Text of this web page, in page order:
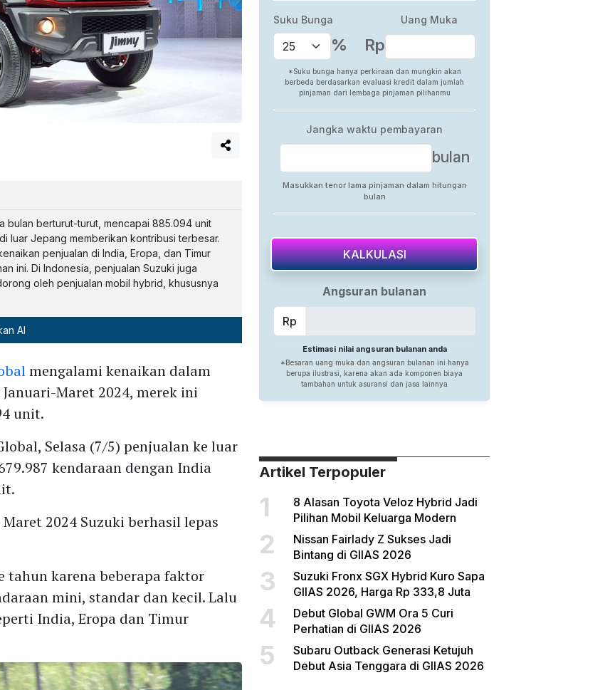
bulan berturut-turut, mencapai 885.094 unit
luar Jepang memberikan kontribusi terbesar.
penjualan di India, Eropa, dan Timur
ini. Di Indonesia, penjualan Suzuki juga
oleh penjualan mobil hybrid, khususnya
AI
mengalami kenaikan dalam
Maret 2024, merek ini
unit.
Selasa (7/5) penjualan ke luar
kendaraan dengan India
2024 Suzuki berhasil lepas
tahun karena beberapa faktor
mini, standar dan kecil. Lalu
India, Eropa dan Timur
Artikel Terpopuler
1
8 Alasan Toyota Veloz Hybrid Jadi
Pilihan Mobil Keluarga Modern
2
Nissan Fairlady Z Sukses Jadi
Bintang di GIIAS 2026
3
Suzuki Fronx SGX Hybrid Kuro Sapa
GIIAS 2026, Harga Rp 333,8 Juta
4
Debut Global GWM Ora 5 Curi
Perhatian di GIIAS 2026
5
Subaru Outback Generasi Ketujuh
Debut Asia Tenggara di GIIAS 2026